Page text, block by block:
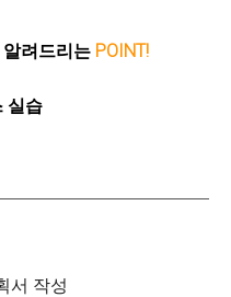
려드리는 POINT!
실습
서 작성